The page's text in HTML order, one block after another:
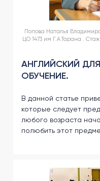
Попова Наталья
ЦО 1473 им Г.А.Тарана .
АНГЛИЙСКИЙ
ОБУЧЕНИЕ.
В данной статье
которые следует
любого возраста
полюбить этот